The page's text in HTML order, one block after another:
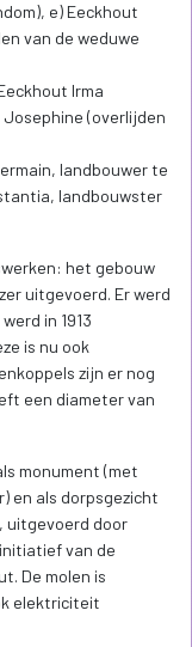
e) Eeckhout
van de weduwe
Irma
(overlijden
landbouwer te
landbouwster
het gebouw
uitgevoerd. Er werd
in 1913
is nu ook
zijn er nog
een diameter van
monument (met
en als dorpsgezicht
uitgevoerd door
van de
De molen is
elektriciteit